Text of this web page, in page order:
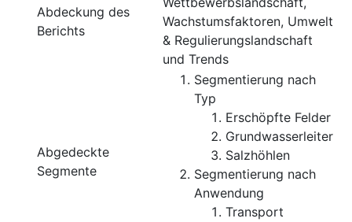
Abdeckung des
Berichts
Wachstumsfaktoren, Umwelt
& Regulierungslandschaft
und Trends
Abgedeckte
Segmente
Segmentierung nach
Typ
Erschöpfte Felder
Grundwasserleiter
Salzhöhlen
Segmentierung nach
Anwendung
Transport